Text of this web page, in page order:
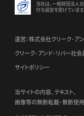
当社は、一般財団法人
付与認定を受けています。
運営：株式会社クリーク･ア
クリーク･アンド･リバー社
サイトポリシー
当サイトの内容、テキスト、
画像等の無断転載・無断使用